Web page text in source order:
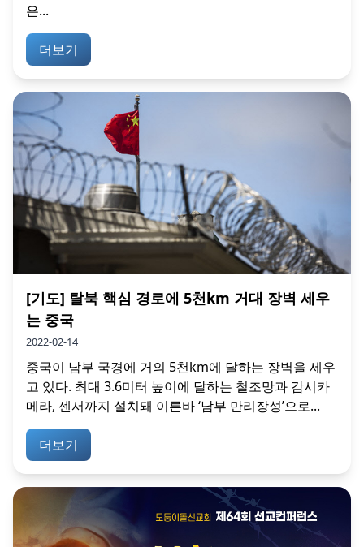
은...
더보기
[기도] 탈북 핵심 경로에 5천km 거대 장벽 세우
는 중국
2022-02-14
중국이 남부 국경에 거의 5천km에 달하는 장벽을 세우
고 있다. 최대 3.6미터 높이에 달하는 철조망과 감시카
메라, 센서까지 설치돼 이른바 ‘남부 만리장성’으로...
더보기